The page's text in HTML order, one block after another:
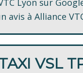
avis à Alliance
VSL